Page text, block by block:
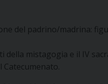
del padrino/madrina:
della mistagogia e il IV
Catecumenato.